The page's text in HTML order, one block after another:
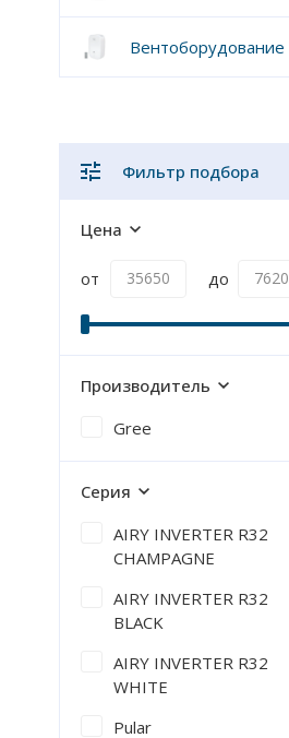
Вентоборудование
Фильтр подбора
Цена
от до
Производитель
Gree
Серия
AIRY INVERTER R32
CHAMPAGNE
AIRY INVERTER R32
BLACK
AIRY INVERTER R32
WHITE
Pular